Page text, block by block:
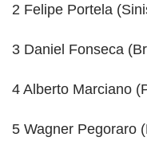
2 Felipe Portela
3 Daniel Fonseca
4 Alberto Marciano
5 Wagner Pegoraro